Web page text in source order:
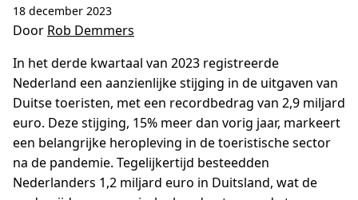
18 december 2023
Door Rob Demmers
In het derde kwartaal van 2023 registreerde
Nederland een aanzienlijke stijging in de uitgaven van
Duitse toeristen, met een recordbedrag van 2,9 miljard
euro. Deze stijging, 15% meer dan vorig jaar, markeert
een belangrijke heropleving in de toeristische sector
na de pandemie. Tegelijkertijd besteedden
Nederlanders 1,2 miljard euro in Duitsland, wat de